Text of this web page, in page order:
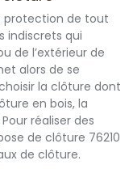
protection de tout
indiscrets qui
de l’extérieur de
alors de se
la clôture dont
en bois, la
réaliser des
de clôture 76210
de clôture.